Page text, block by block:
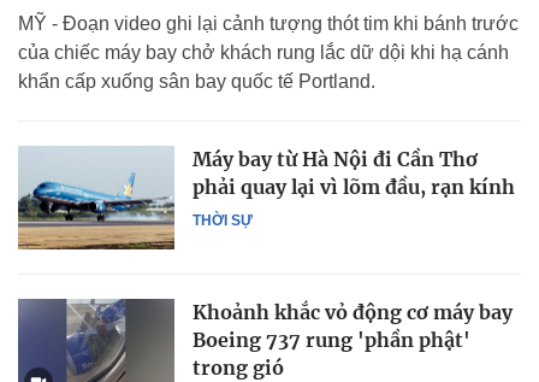
MỸ - Đoạn video ghi lại cảnh tượng thót tim khi bánh trước
của chiếc máy bay chở khách rung lắc dữ dội khi hạ cánh
khẩn cấp xuống sân bay quốc tế Portland.
THỜI SỰ
Máy bay từ Hà Nội đi Cần Thơ
phải quay lại vì lõm đầu, rạn kính
Khoảnh khắc vỏ động cơ máy bay
Boeing 737 rung 'phần phật'
trong gió